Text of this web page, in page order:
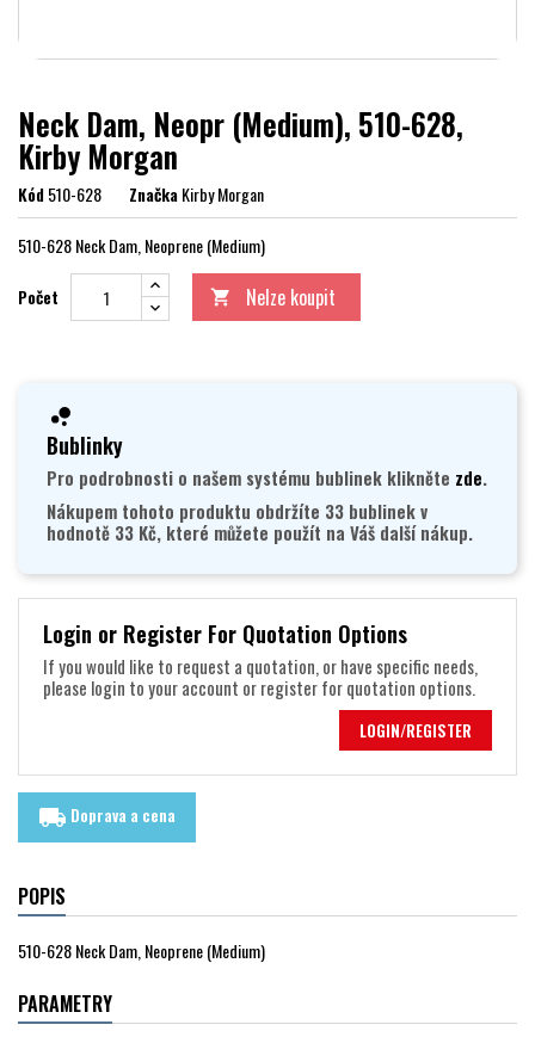
Neck Dam, Neopr (Medium), 510-628,
Kirby Morgan
Kód510-628 ZnačkaKirby Morgan
510-628 Neck Dam, Neoprene (Medium)
Počet  Nelze koupit
Bublinky
Pro podrobnosti o našem systému bublinek klikněte zde.
Nákupem tohoto produktu obdržíte 33 bublinek v
hodnotě 33 Kč, které můžete použít na Váš další nákup.
Login or Register For Quotation Options
If you would like to request a quotation, or have specific needs,
please login to your account or register for quotation options.
LOGIN/REGISTER
local_shipping Doprava a cena
POPIS
510-628 Neck Dam, Neoprene (Medium)
PARAMETRY